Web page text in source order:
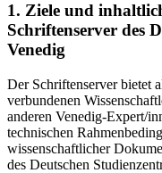
1. Ziele und
Schriftenserver des
Venedig
Der Schriftenserver bietet
verbundenen
anderen Venedig-Expert/
technischen
wissenschaftlicher
des Deutschen